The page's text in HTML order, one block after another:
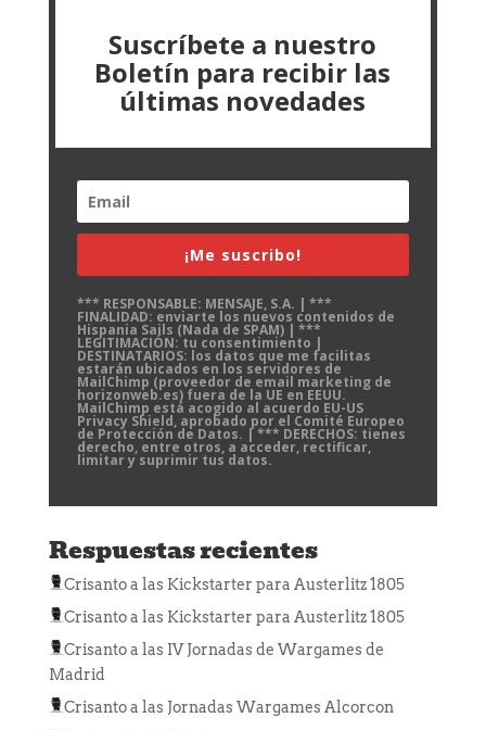
Suscríbete a nuestro
Boletín para recibir las
últimas novedades
¡Me suscribo!
*** RESPONSABLE: MENSAJE, S.A. | ***
FINALIDAD: enviarte los nuevos contenidos de
Hispania Sails (Nada de SPAM) | ***
LEGITIMACIÓN: tu consentimiento |
DESTINATARIOS: los datos que me facilitas
estarán ubicados en los servidores de
MailChimp (proveedor de email marketing de
horizonweb.es) fuera de la UE en EEUU.
MailChimp está acogido al acuerdo EU-US
Privacy Shield, aprobado por el Comité Europeo
de Protección de Datos. | *** DERECHOS: tienes
derecho, entre otros, a acceder, rectificar,
limitar y suprimir tus datos.
Respuestas recientes
Crisantoa las Kickstarter para Austerlitz 1805
Crisantoa las Kickstarter para Austerlitz 1805
Crisantoa las IV Jornadas de Wargames de
Madrid
Crisantoa las Jornadas Wargames Alcorcon